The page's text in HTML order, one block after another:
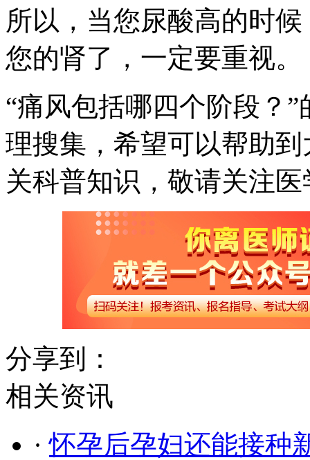
所以，当您尿酸高的时
您的肾了，一定要重视。
“痛风包括哪四个阶段？
理搜集，希望可以帮助
关科普知识，敬请关注
分享到：
相关资讯
·怀孕后孕妇还能接种